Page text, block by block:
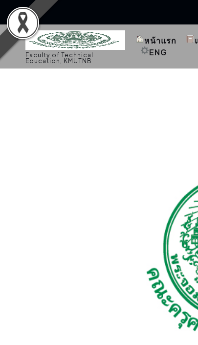
S
k
t
o
Faculty of Technical
Education, KMUTNB
หน้าแรก
ENG